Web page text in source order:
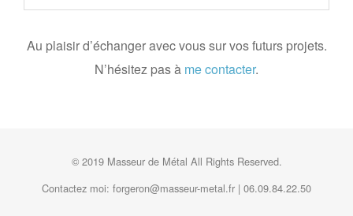
Au plaisir d’échanger avec vous sur vos futurs projets.
N’hésitez pas à me contacter.
© 2019 Masseur de Métal All Rights Reserved.
Contactez moi: forgeron@masseur-metal.fr | 06.09.84.22.50